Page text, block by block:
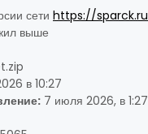
сети https://sparck.ru
выше
в 10:27
7 июля 2026, в 1:27